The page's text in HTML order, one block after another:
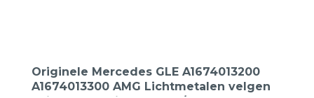
Originele Mercedes GLE A1674013200
A1674013300 AMG Lichtmetalen velgen